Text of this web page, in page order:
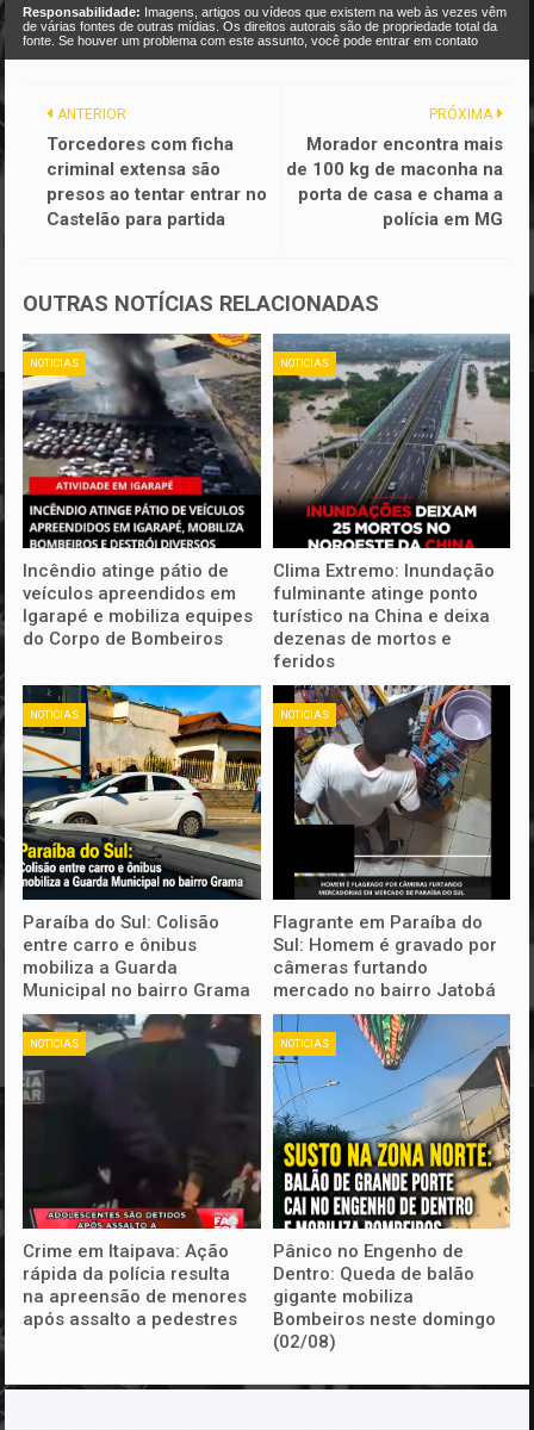
Responsabilidade: Imagens, artigos ou vídeos que existem na web às vezes vêm
de várias fontes de outras mídias. Os direitos autorais são de propriedade total da
fonte. Se houver um problema com este assunto, você pode entrar em contato
PRÓXIMA
Morador encontra mais
de 100 kg de maconha na
porta de casa e chama a
polícia em MG
ANTERIOR
Torcedores com ficha
criminal extensa são
presos ao tentar entrar no
Castelão para partida
OUTRAS NOTÍCIAS RELACIONADAS
NOTICIAS
Incêndio atinge pátio de
veículos apreendidos em
Igarapé e mobiliza equipes
do Corpo de Bombeiros
NOTICIAS
Clima Extremo: Inundação
fulminante atinge ponto
turístico na China e deixa
dezenas de mortos e
feridos
NOTICIAS
Paraíba do Sul: Colisão
entre carro e ônibus
mobiliza a Guarda
Municipal no bairro Grama
NOTICIAS
Flagrante em Paraíba do
Sul: Homem é gravado por
câmeras furtando
mercado no bairro Jatobá
NOTICIAS
Crime em Itaipava: Ação
rápida da polícia resulta
na apreensão de menores
após assalto a pedestres
NOTICIAS
Pânico no Engenho de
Dentro: Queda de balão
gigante mobiliza
Bombeiros neste domingo
(02/08)